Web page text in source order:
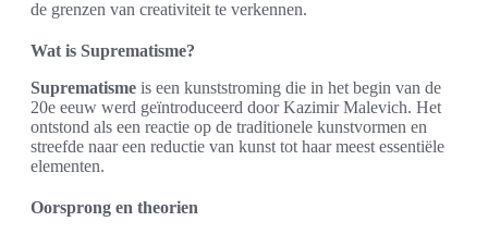
de grenzen van creativiteit te verkennen.
Wat is Suprematisme?
Suprematisme is een kunststroming die in het begin van de
20e eeuw werd geïntroduceerd door Kazimir Malevich. Het
ontstond als een reactie op de traditionele kunstvormen en
streefde naar een reductie van kunst tot haar meest essentiële
elementen.
Oorsprong en theorien